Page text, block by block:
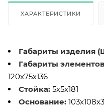
ХАРАКТЕРИСТИКИ
Габариты изделия
Габариты
120х75х136
Стойка: 5х5х181
Основание: